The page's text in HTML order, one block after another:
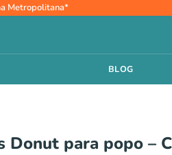
Metropolitana*
BLOG
Donut para popo –